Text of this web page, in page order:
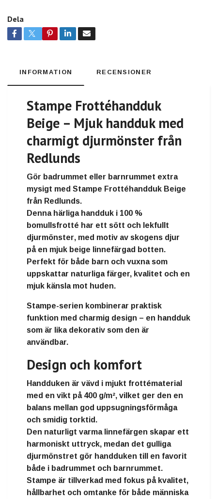
Dela
INFORMATION RECENSIONER
Stampe Frottéhandduk
Beige – Mjuk handduk med
charmigt djurmönster från
Redlunds
Gör badrummet eller barnrummet extra
mysigt med Stampe Frottéhandduk Beige
från Redlunds.
Denna härliga handduk i 100 %
bomullsfrotté har ett sött och lekfullt
djurmönster, med motiv av skogens djur
på en mjuk beige linnefärgad botten.
Perfekt för både barn och vuxna som
uppskattar naturliga färger, kvalitet och en
mjuk känsla mot huden.
Stampe-serien kombinerar praktisk
funktion med charmig design – en handduk
som är lika dekorativ som den är
användbar.
Design och komfort
Handduken är vävd i mjukt frottématerial
med en vikt på 400 g/m², vilket ger den en
balans mellan god uppsugningsförmåga
och smidig torktid .
Den naturligt varma linnefärgen skapar ett
harmoniskt uttryck, medan det gulliga
djurmönstret gör handduken till en favorit
både i badrummet och barnrummet.
Stampe är tillverkad med fokus på kvalitet,
hållbarhet och omtanke för både människa